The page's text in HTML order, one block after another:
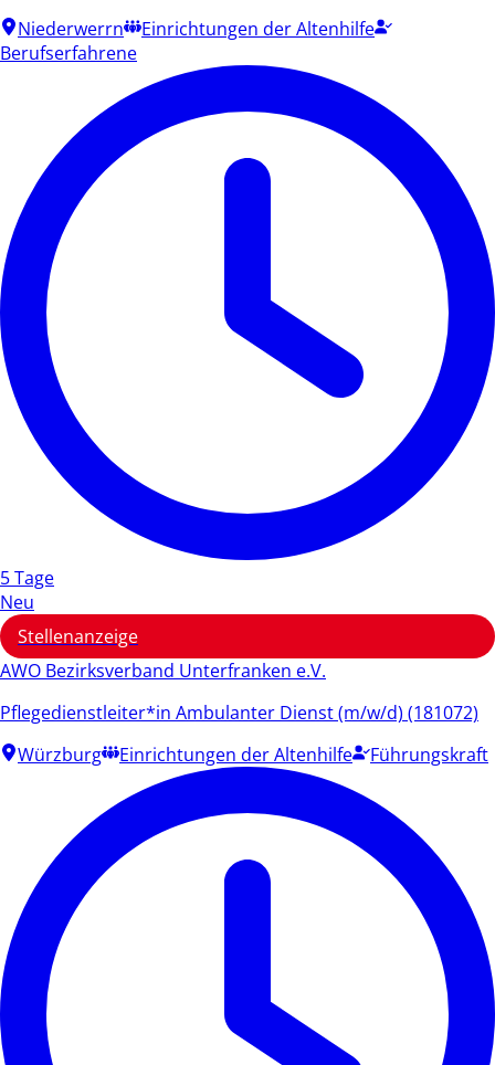
Niederwerrn
Einrichtungen der Altenhilfe
Berufserfahrene
5 Tage
Neu
Stellenanzeige
AWO Bezirksverband Unterfranken e.V.
Pflegedienstleiter*in Ambulanter Dienst (m/w/d) (181072)
Würzburg
Einrichtungen der Altenhilfe Führungskraft